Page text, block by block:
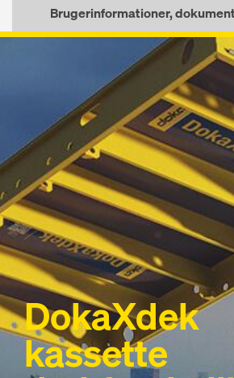
Brugerinformationer,
DokaXdek
kassette